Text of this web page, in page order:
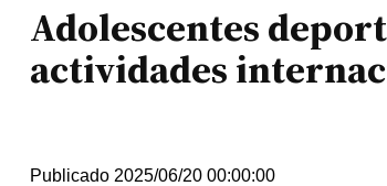
Adolescentes
actividades
Publicado 2025/06/20 00:00:00